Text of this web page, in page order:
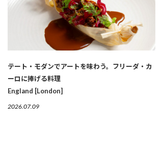
テート・モダンでアートを味わう。フリーダ・カ
ーロに捧げる料理
England [London]
2026.07.09